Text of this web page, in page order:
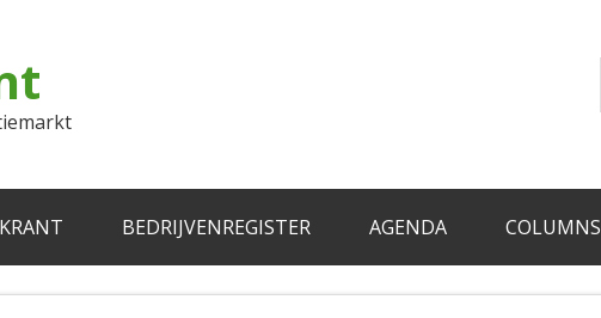
BEDRIJVENREGISTER AGENDA COLUMNS